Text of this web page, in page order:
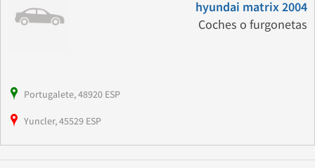
hyundai matrix 2004
Coches o furgonetas
Portugalete, 48920 ESP
Yuncler, 45529 ESP